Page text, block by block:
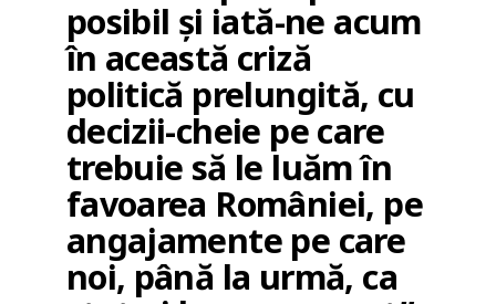
posibil și iată-ne acum
în această criză
politică prelungită, cu
decizii-cheie pe care
trebuie să le luăm în
favoarea României, pe
angajamente pe care
noi, până la urmă, ca